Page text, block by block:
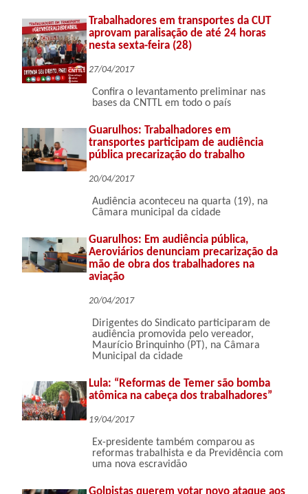
Trabalhadores em transportes da CUT
aprovam paralisação de até 24 horas
nesta sexta-feira (28)
27/04/2017
Confira o levantamento preliminar nas
bases da CNTTL em todo o país
Guarulhos: Trabalhadores em
transportes participam de audiência
pública precarização do trabalho
20/04/2017
Audiência aconteceu na quarta (19), na
Câmara municipal da cidade
Guarulhos: Em audiência pública,
Aeroviários denunciam precarização da
mão de obra dos trabalhadores na
aviação
20/04/2017
Dirigentes do Sindicato participaram de
audiência promovida pelo vereador,
Maurício Brinquinho (PT), na Câmara
Municipal da cidade
Lula: “Reformas de Temer são bomba
atômica na cabeça dos trabalhadores”
19/04/2017
Ex-presidente também comparou as
reformas trabalhista e da Previdência com
uma nova escravidão
Golpistas querem votar novo ataque aos